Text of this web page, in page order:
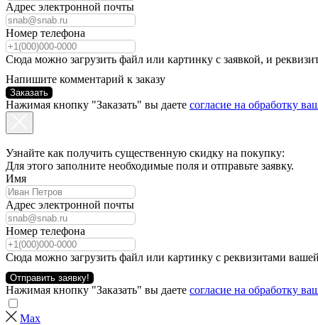
Адрес электронной почты
Номер телефона
Сюда можно загрузить файл или картинку с заявкой, и
Напишите комментарий к заказу
Заказать
Нажимая кнопку "Заказать" вы даете согласие на обработку
Узнайте как получить существенную скидку на покупку:
Для этого заполните необходимые поля и отправьте заявку.
Имя
Адрес электронной почты
Номер телефона
Сюда можно загрузить файл или картинку с реквизитами
Отправить заявку!
Нажимая кнопку "Заказать" вы даете согласие на обработку
Max